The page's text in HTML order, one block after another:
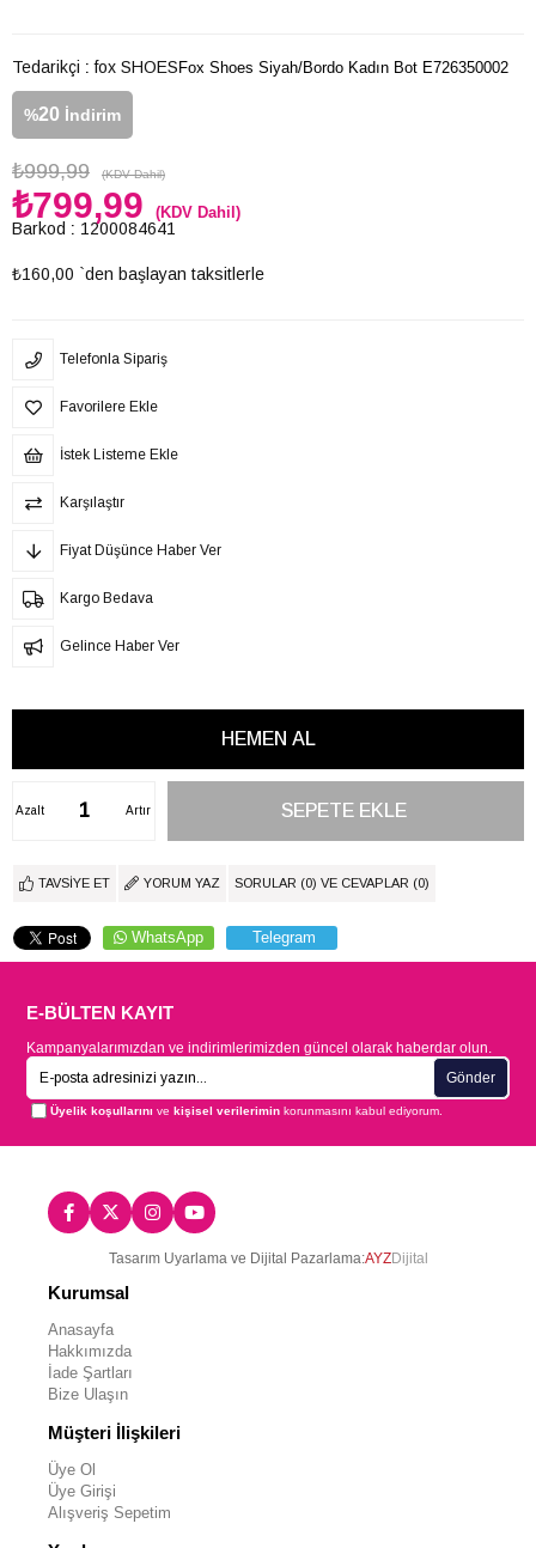
Tedarikçi : fox SHOES
%20 İndirim
₺999,99 (KDV Dahil)
₺799,99 (KDV Dahil)
Barkod : 1200084641
₺160,00 `den başlayan taksitlerle
Fox Shoes Siyah/Bordo Kadın Bot E726350002
Telefonla Sipariş
Favorilere Ekle
İstek Listeme Ekle
Karşılaştır
Fiyat Düşünce Haber Ver
Kargo Bedava
Gelince Haber Ver
Artır
Azalt
TAVSIYE ET YORUM YAZ SORULAR (0) VE CEVAPLAR (0)
WhatsApp Telegram
E-BÜLTEN KAYIT
Kampanyalarımızdan ve indirimlerimizden güncel olarak haberdar olun.
Gönder
Üyelik koşullarını vekişisel verilerimin korunmasını kabul ediyorum.
Tasarım Uyarlama ve Dijital Pazarlama:AYZDijital
Kurumsal
Anasayfa
Hakkımızda
İade Şartları
Bize Ulaşın
Müşteri İlişkileri
Üye Ol
Üye Girişi
Alışveriş Sepetim